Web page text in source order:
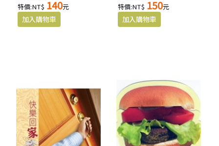
特價:NT$ 140元
特價:NT$ 150元